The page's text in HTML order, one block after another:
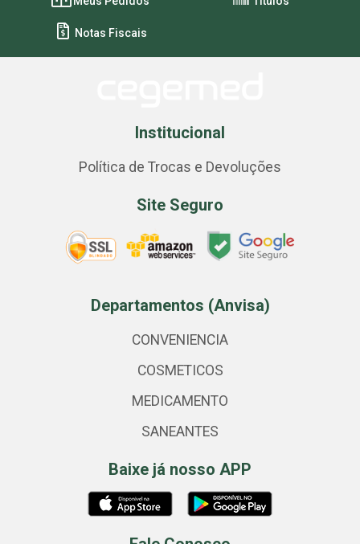
Meus Pedidos
Institucional
Política de Trocas e Devoluções
Site Seguro
Departamentos (Anvisa)
Baixe já nosso APP